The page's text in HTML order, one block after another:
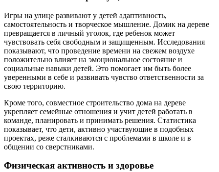
Игры на улице развивают у детей адаптивность,
самостоятельность и творческое мышление. Домик на дереве
превращается в личный уголок, где ребенок может
чувствовать себя свободным и защищенным. Исследования
показывают, что проведение времени на свежем воздухе
положительно влияет на эмоциональное состояние и
социальные навыки детей. Это помогает им быть более
уверенными в себе и развивать чувство ответственности за
свою территорию.
Кроме того, совместное строительство дома на дереве
укрепляет семейные отношения и учит детей работать в
команде, планировать и принимать решения. Статистика
показывает, что дети, активно участвующие в подобных
проектах, реже сталкиваются с проблемами в школе и в
общении со сверстниками.
Физическая активность и здоровье